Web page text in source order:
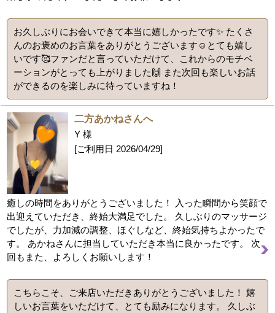
お久しぶりにお会いできて本当に嬉しかったです✨ たくさ
んのお褒めのお言葉をありがとうございます☺️とても嬉し
いです🥰ファンだと言っていただけて、これからのモチベ
ーションがとっても上がりました🙌 また次回も楽しいお話
ができるのを楽しみに待っていますね！
二方あかねさんへ
Y 様
[ご利用日 2026/04/29]
癒しの時間をありがとうございました！ 入った瞬間から笑顔で
出迎えていただき、終始大満足でした。 久しぶりのマッサージ
でしたが、力加減の調整、ほぐしなど、終始気持ちよかったで
す。 あかねさんに担当していただき本当に良かったです。 次
回もまた、よろしくお願いします！
こちらこそ、ご来店いただきありがとうございました！ 嬉
しいお言葉をいただけて、とても励みになります。 久しぶ